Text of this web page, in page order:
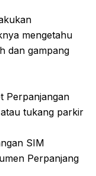
mengetahu
dan gampang
Perpanjangan
tukang parkir
SIM
Perpanjang